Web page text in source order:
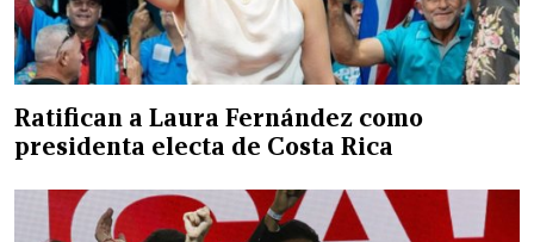
Ratifican a Laura Fernández como
presidenta electa de Costa Rica